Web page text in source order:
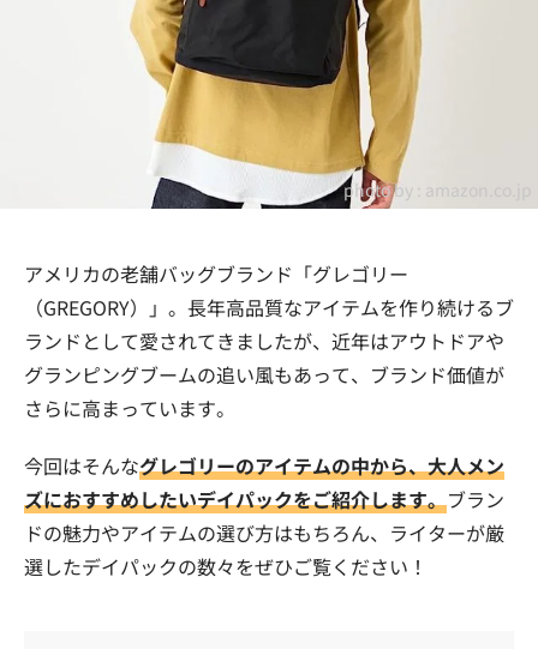
photo by : amazon.co.jp
アメリカの老舗バッグブランド「グレゴリー
（GREGORY）」。長年高品質なアイテムを作り続けるブ
ランドとして愛されてきましたが、近年はアウトドアや
グランピングブームの追い風もあって、ブランド価値が
さらに高まっています。
今回はそんなグレゴリーのアイテムの中から、大人メン
ズにおすすめしたいデイパックをご紹介します。ブラン
ドの魅力やアイテムの選び方はもちろん、ライターが厳
選したデイパックの数々をぜひご覧ください！